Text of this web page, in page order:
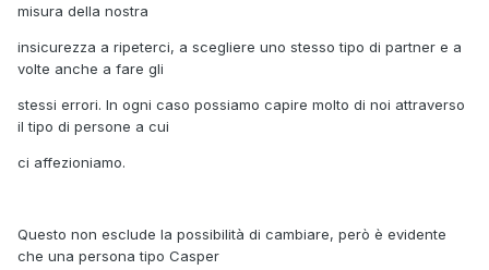
misura della nostra
insicurezza a ripeterci, a scegliere uno stesso tipo di partner e a
volte anche a fare gli
stessi errori. In ogni caso possiamo capire molto di noi attraverso
il tipo di persone a cui
ci affezioniamo.
Questo non esclude la possibilità di cambiare, però è evidente
che una persona tipo Casper